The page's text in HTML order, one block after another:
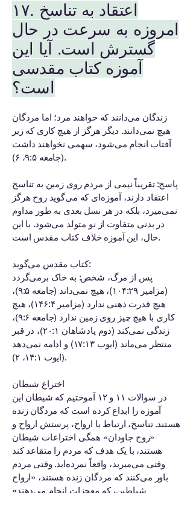
۱۷. اعتقاد به تناسخ
امروزه به سرعت در حال
گسترش است. آیا این
آموزه کتاب مقدسی
است؟
زندگان می‌دانند که خواهند مرد؛ اما مردگان
هیچ نمی‌دانند. دیگر هرگز از هیچ کاری که زیر
آفتاب انجام می‌شود، سهمی نخواهند داشت
(جامعه ۹:۵، ۶).
پاسخ: تقریباً نیمی از مردم روی زمین به تناسخ
اعتقاد دارند، آموزه‌ای که می‌گوید روح هرگز
نمی‌میرد، بلکه در هر نسل بعدی به طور مداوم
در بدنی متفاوت از نو متولد می‌شود. با این
حال، این آموزه خلاف کتاب مقدس است.
کتاب مقدس می‌گوید:
پس از مرگ، شخص: به خاک برمی‌گردد
(مزامیر ۱۰۴:۲۹)، هیچ نمی‌داند (جامعه ۹:۵)،
هیچ قدرت ذهنی ندارد (مزامیر ۱۴۶:۴)، هیچ
کاری با هیچ چیز روی زمین ندارد (جامعه ۹:۶)،
زندگی نمی‌کند (دوم پادشاهان ۲۰:۱)، در قبر
منتظر می‌ماند (ایوب ۱۷:۱۳) و ادامه نمی‌دهد
(ایوب ۱۴:۱، ۲).
اختراع شیطان
در سوالات ۱۱ و ۱۲ آموختیم که شیطان این
آموزه را ابداع کرده است که مردگان زنده
هستند. تناسخ، ارتباط با ارواح، پرستش ارواح و
«روح جاودان» همگی اختراعات شیطان
هستند، با یک هدف که مردم را متقاعد کند
وقتی می‌میرید، واقعاً نمرده‌اید. وقتی مردم
باور می‌کنند که مردگان زنده هستند، «ارواح
شیاطین، که معجزات انجام می‌دهند»